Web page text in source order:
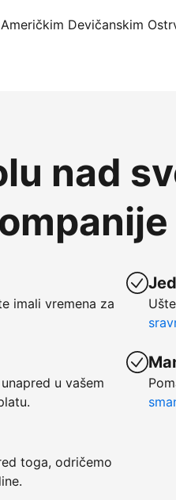
Devičanskim
nad
imali vremena za
u vašem
toga, odričemo